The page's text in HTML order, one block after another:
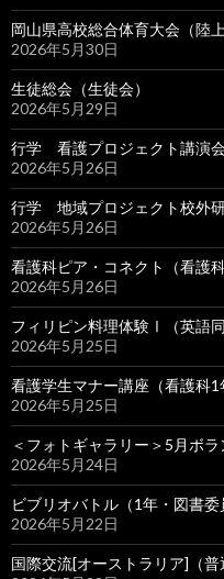
岡山県高校総合体育大会（陸上
2026年5月30日
生徒総会（生徒会）
2026年5月29日
行学 看護プロジェクト講演会
2026年5月26日
行学 地域プロジェクト校外
2026年5月26日
看護科ピア・コネクト（看護科
2026年5月26日
フィリピン料理体験Ⅰ（英語同
2026年5月25日
看護学生マナー講座（看護科1
2026年5月25日
＜フォトギャラリー＞5月ボラ
2026年5月24日
ビブリオバトル（1年・図書委
2026年5月22日
国際交流[オーストラリア]（普